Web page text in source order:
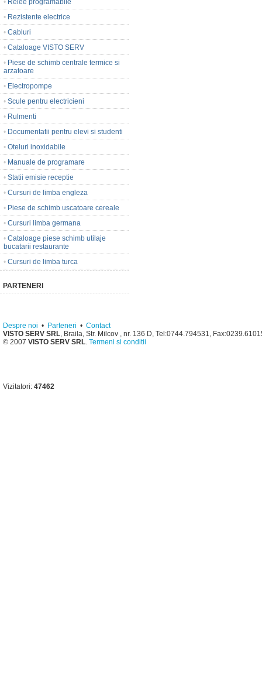
• Relee programabile
• Rezistente electrice
• Cabluri
• Cataloage VISTO SERV
• Piese de schimb centrale termice si
arzatoare
• Electropompe
• Scule pentru electricieni
• Rulmenti
• Documentatii pentru elevi si studenti
• Oteluri inoxidabile
• Manuale de programare
• Statii emisie receptie
• Cursuri de limba engleza
• Piese de schimb uscatoare cereale
• Cursuri limba germana
• Cataloage piese schimb utilaje
bucatarii restaurante
• Cursuri de limba turca
PARTENERI
Despre noi • Parteneri • Contact
VISTO SERV SRL, Braila, Str. Milcov , nr. 136 D, Tel:0744.794531,
© 2007 VISTO SERV SRL. Termeni si conditii
Vizitatori: 47462